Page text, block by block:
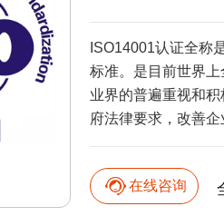
ISO14001认证全称
标准。是目前世界
业界的普遍重视和
府法律要求，改善
在线咨询